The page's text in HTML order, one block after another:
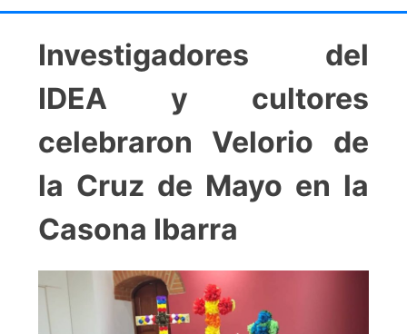
Investigadores del
IDEA y cultores
celebraron Velorio de
la Cruz de Mayo en la
Casona Ibarra